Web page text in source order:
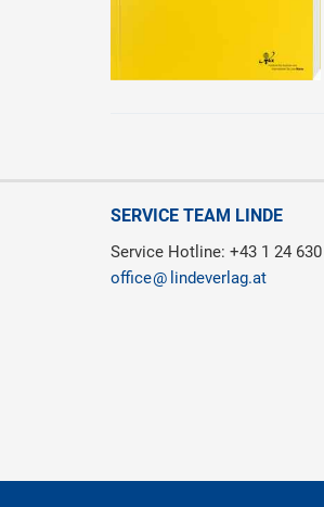
SERVICE TEAM LINDE
Service Hotline: +43 1 24 630
office
lindeverlag.at